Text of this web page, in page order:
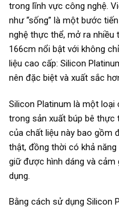
trong lĩnh vực công nghệ.
như “sống” là một bước
nghệ thực thể, mở ra nhiều
166cm nổi bật với không
liệu cao cấp: Silicon
nên đặc biệt và xuất sắc
Silicon Platinum là một
trong sản xuất búp bê thực
của chất liệu này bao gồm
thật, đồng thời có khả
giữ được hình dáng và
dụng.
Bằng cách sử dụng Silicon